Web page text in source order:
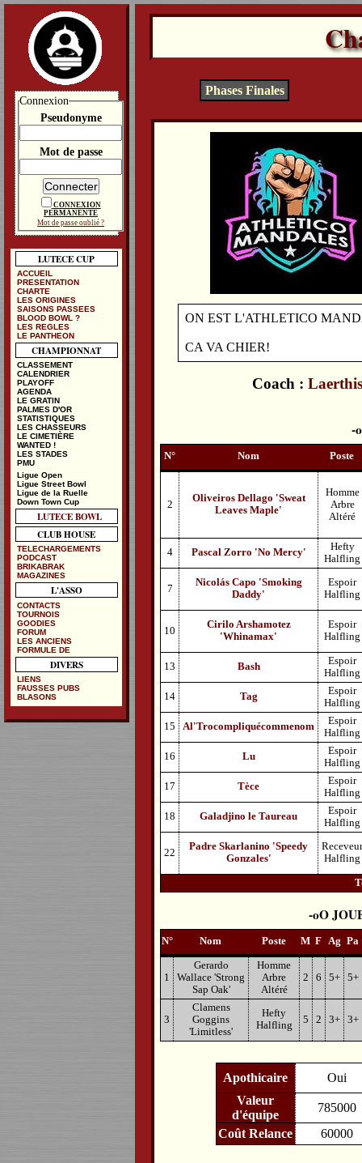
Phases Finales
ON EST L'ATHLETICO
CA VA CHIER!
Coach :
N° Nom Poste
2
Oliveiros Dellago 'Sweat
Leaves Maple'
Homme
Arbre
Altéré
4 Pascal Zorro 'No Mercy'
Hefty
Halfling
7
Nicolás Capo 'Smoking
Daddy'
Espoir
Halfling
10
Cirilo Arshamotez
'Whinamax'
Espoir
Halfling
13 Bash
Espoir
Halfling
14 Tag
Espoir
Halfling
15 Al'Trocompliquécommenom
Espoir
Halfling
16 Lu
Espoir
Halfling
17 Tèce
Espoir
Halfling
18 Galadjino le Taureau
Espoir
Halfling
22
Padre Skarlanino 'Speedy
Gonzales'
Halfling
N° Nom Poste M F Ag Pa
1
Gerardo
Wallace 'Strong
Sap Oak'
Homme
Arbre
Altéré
2 6 5+ 5+
3
Clamens
Goggins
'Limitless'
Hefty
Halfling
5 2 3+ 3+
Apothicaire
Oui
Valeur
d'équipe
785000
Coût Relance
60000
Connexion
Pseudonyme
Mot de passe
CONNEXION
PERMANENTE
Mot de passe oublié ?
LUTECE CUP
ACCUEIL
PRESENTATION
CHARTE
LES ORIGINES
SAISONS PASSEES
BLOOD BOWL ?
LES REGLES
LE PANTHEON
CHAMPIONNAT
CLASSEMENT
CALENDRIER
PLAYOFF
AGENDA
LE GRATIN
PALMES D'OR
STATISTIQUES
LES CHASSEURS
LE CIMETIÈRE
WANTED !
LES STADES
PMU
Ligue Open
Ligue Street Bowl
Ligue de la Ruelle
Down Town Cup
LUTECE BOWL
CLUB HOUSE
TELECHARGEMENTS
PODCAST
BRIKABRAK
MAGAZINES
L'ASSO
CONTACTS
TOURNOIS
GOODIES
FORUM
LES ANCIENS
FORMULE DE
DIVERS
LIENS
FAUSSES PUBS
BLASONS